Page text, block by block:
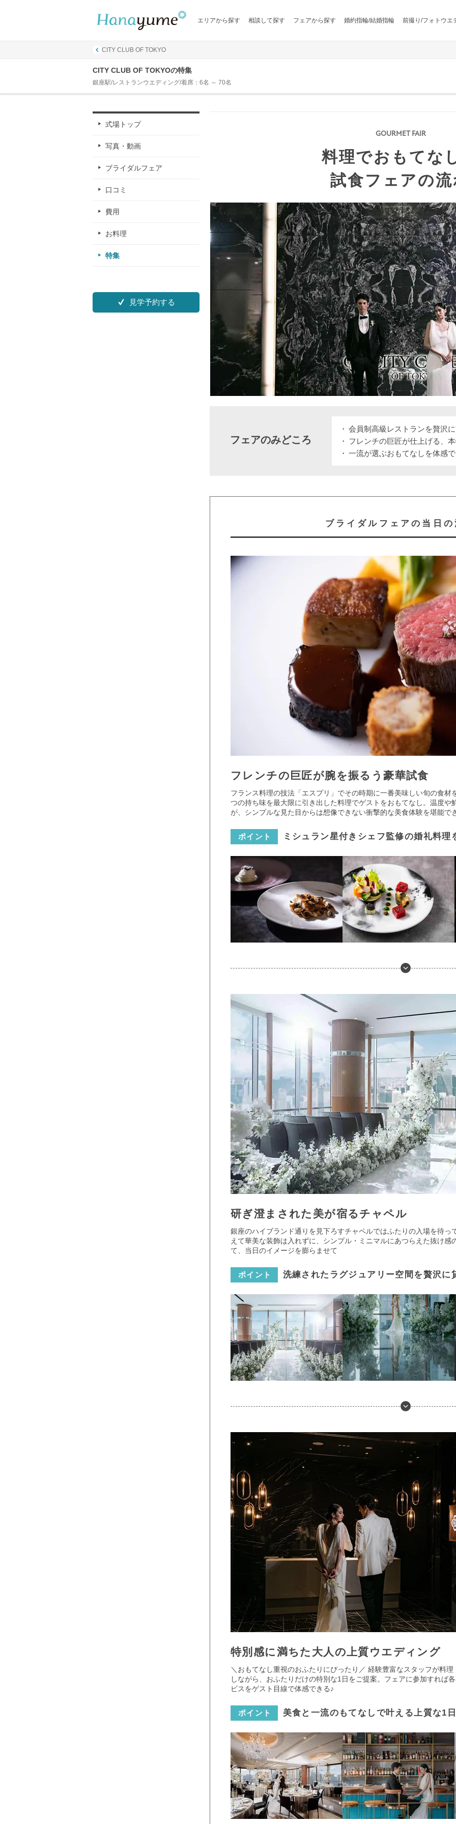
エリアから探す 相談して探す フェアから探す 婚約指輪/結婚指輪 前撮り/フォトウエ
CITY CLUB OF TOKYO
CITY CLUB OF TOKYOの特集
銀座駅/レストランウエディング/着席：6名 ～ 70名
式場トップ
写真・動画
ブライダルフェア
口コミ
費用
お料理
特集
見学予約する
料理でおもてな
試食フェアの
フェアのみどころ
会員制高級レストランを贅沢
フレンチの巨匠が仕上げる、
一流が選ぶおもてなしを体感
ブライダルフェアの当日
フレンチの巨匠が腕を振るう豪華試食
フランス料理の技法「エスプリ」でその時期に一番美味しい旬の食材
つの持ち味を最大限に引き出した料理でゲストをおもてなし。温度や
が、シンプルな見た目からは想像できない衝撃的な美食体験を堪能で
ポイント ミシュラン星付きシェフ監修の婚礼料理
研ぎ澄まされた美が宿るチャペル
銀座のハイブランド通りを見下ろすチャペルではふたりの入場を待っ
えて華美な装飾は入れずに、シンプル・ミニマルにあつらえた抜け感
て、当日のイメージを膨らませて
ポイント 洗練されたラグジュアリー空間を贅沢に
特別感に満ちた大人の上質ウエディング
＼おもてなし重視のおふたりにぴったり／ 経験豊富なスタッフが料
しながら、おふたりだけの特別な1日をご提案。フェアに参加すれば
ビスをゲスト目線で体感できる♪
ポイント 美食と一流のもてなしで叶える上質な1